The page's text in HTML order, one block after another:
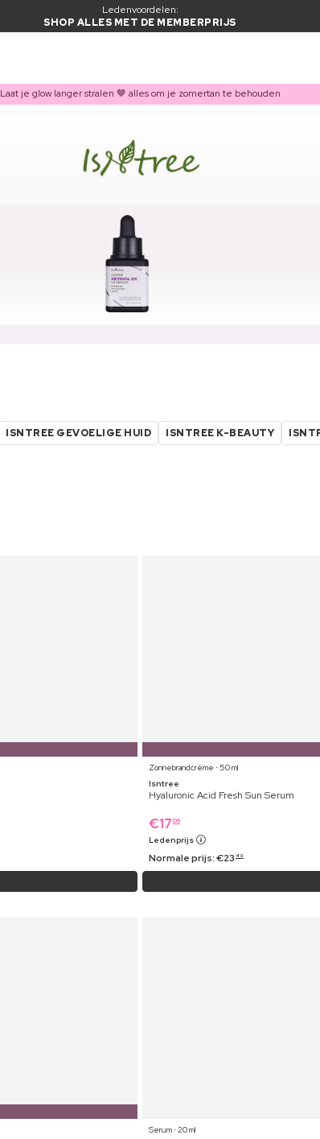
Ledenvoordelen:
SHOP ALLES MET DE MEMBERPRIJS
Laat je glow langer stralen 🤎 alles om je zomertan te behouden
ISNTREE GEVOELIGE HUID ISNTREE K-BEAUTY
Zonnebrandcrème ⋅ 50 ml
Isntree
Hyaluronic Acid Fresh Sun Serum
€17 09
Ledenprijs
Normale prijs:€23 49
Serum ⋅ 20 ml